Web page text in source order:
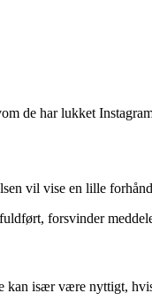
de har lukket
vil vise en lille
forsvinder
kan især være nyttigt,